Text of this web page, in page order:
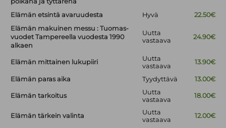
Elämän etsintä avaruudesta Hyvä
22.50€
Elämän makuinen messu : Tuomas-
vuodet Tampereella vuodesta 1990
alkaen
Uutta
vastaava
24.90€
Elämän mittainen lukupiiri
Uutta
vastaava
13.90€
Elämän paras aika Tyydyttävä 13.00€
Elämän tarkoitus
Uutta
vastaava
18.00€
Elämän tärkein valinta
Uutta
vastaava
12.00€